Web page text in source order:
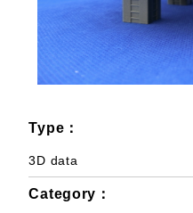
Type：
3D data
Category：